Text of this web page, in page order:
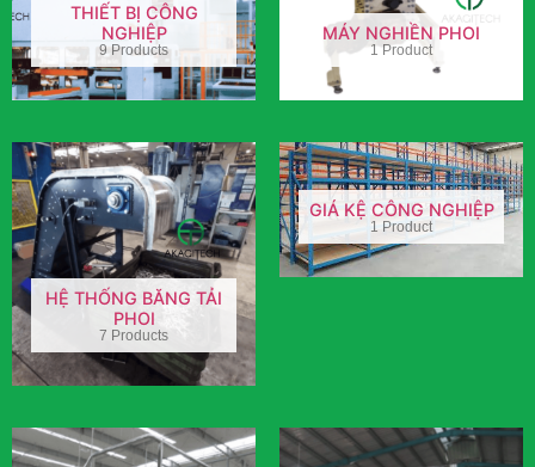
THIẾT BỊ CÔNG
NGHIỆP
9 Products
MÁY NGHIỀN PHOI
1 Product
HỆ THỐNG BĂNG TẢI
PHOI
7 Products
GIÁ KỆ CÔNG NGHIỆP
1 Product